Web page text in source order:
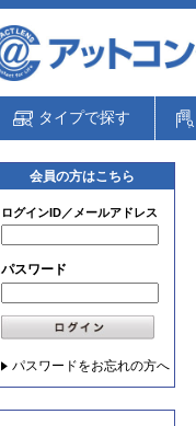
タイプで探す
会員の方はこちら
ログインID／メールアドレス
パスワード
パスワードをお忘れの方へ